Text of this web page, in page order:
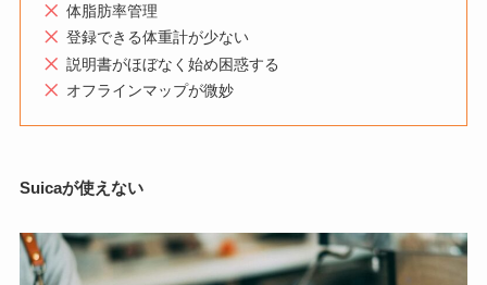
体脂肪率管理
登録できる体重計が少ない
説明書がほぼなく始め困惑する
オフラインマップが微妙
Suicaが使えない